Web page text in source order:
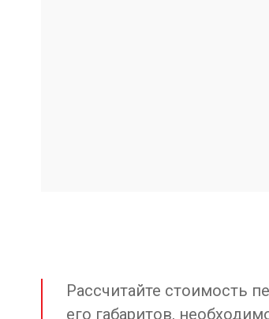
Рассчитайте стоимость
его габаритов,